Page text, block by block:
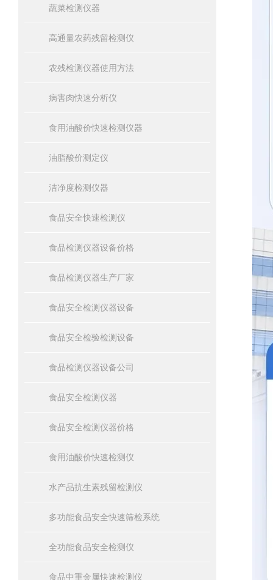
蔬菜检测仪器
高通量农药残留检测仪
农残检测仪器使用方法
病害肉快速分析仪
食用油酸价快速检测仪器
油脂酸价测定仪
洁净度检测仪器
食品安全快速检测仪
食品检测仪器设备价格
食品检测仪器生产厂家
食品安全检测仪器设备
食品安全检验检测设备
食品检测仪器设备公司
食品安全检测仪器
食品安全检测仪器价格
食用油酸价快速检测仪
水产品抗生素残留检测仪
多功能食品安全快速筛检系统
全功能食品安全检测仪
食品中重金属快速检测仪